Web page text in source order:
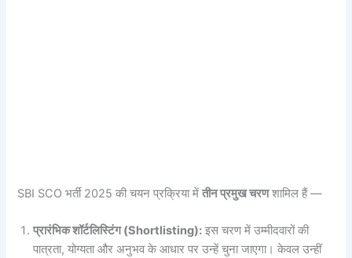
SBI SCO भर्ती 2025 की चयन प्रक्रिया मेंतीन प्रमुख चरणशामिल हैं —
प्रारंभिक शॉर्टलिस्टिंग (Shortlisting): इस चरण में उम्मीदवारों की
पात्रता, योग्यता और अनुभव के आधार पर उन्हें चुना जाएगा। केवल उन्हीं